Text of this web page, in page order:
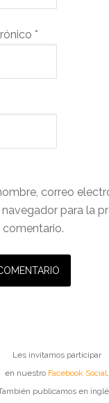
*
correo
para la
comentario.
Les invitamos participar
en nuestro Facebook Social.
publicamos en